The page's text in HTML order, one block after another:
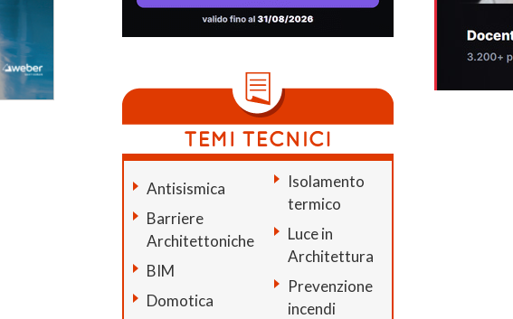
Antisismica
Barriere
Architettoniche
BIM
Domotica
Isolamento
termico
Luce in
Architettura
Prevenzione
incendi